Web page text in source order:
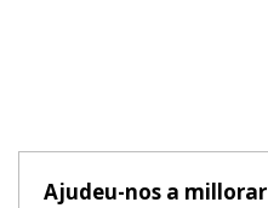
Ajudeu-nos a millorar